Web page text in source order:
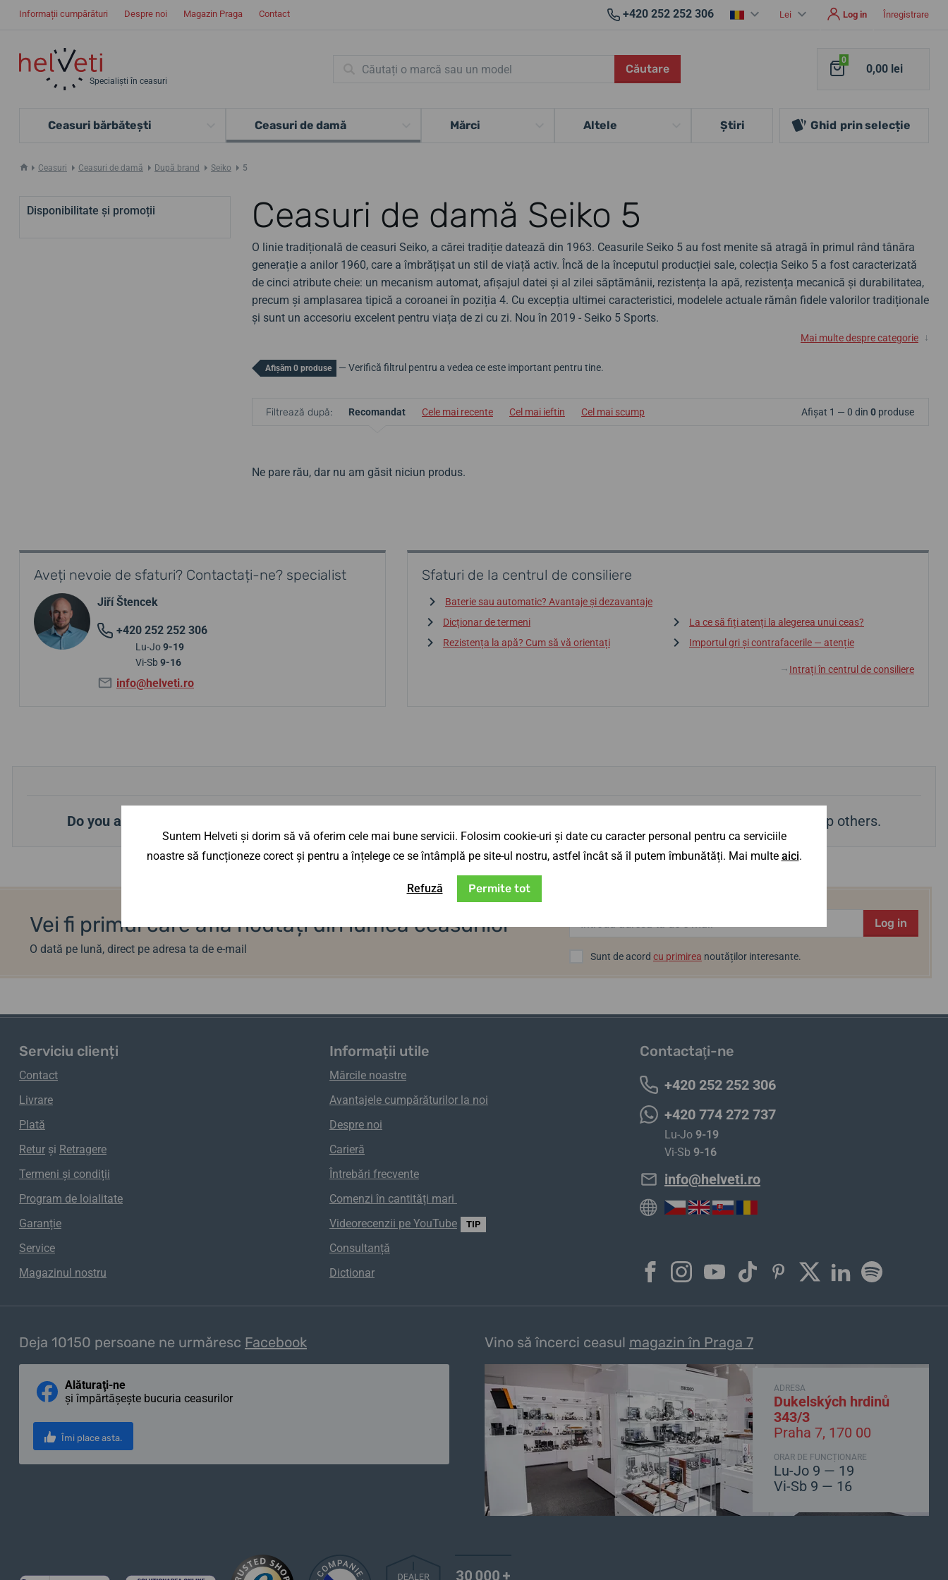
Informații cumpărături Despre noi Magazin Praga Contact +420 252 252 306 Lei Log in Înregistrare
Specialiști în ceasuri
Căutare
0
0,00 lei
Ceasuri bărbătești Ceasuri de damă Mărci Altele Ştiri Ghid prin selecție
Ceasuri Ceasuri de damă După brand Seiko 5
Ceasuri de damă Seiko 5
O linie tradițională de ceasuri Seiko, a cărei tradiție datează din 1963. Ceasurile Seiko 5 au fost menite să atragă în primul rând tânăra
generație a anilor 1960, care a îmbrățișat un stil de viață activ. Încă de la începutul producției sale, colecția Seiko 5 a fost caracterizată
de cinci atribute cheie: un mecanism automat, afișajul datei și al zilei săptămânii, rezistența la apă, rezistența mecanică și durabilitatea,
precum și amplasarea tipică a coroanei în poziția 4. Cu excepția ultimei caracteristici, modelele actuale rămân fidele valorilor tradiționale
și sunt un accesoriu excelent pentru viața de zi cu zi. Nou în 2019 - Seiko 5 Sports.
Mai multe despre categorie ↓
Disponibilitate și promoții
Afișăm 0 produse — Verifică filtrul pentru a vedea ce este important pentru tine.
Filtrează după: Recomandat Cele mai recente Cel mai ieftin Cel mai scump Afișat 1 — 0 din 0 produse
Ne pare rău, dar nu am găsit niciun produs.
Aveți nevoie de sfaturi? Contactați-ne? specialist
Jiří Štencek
+420 252 252 306
Lu-Jo9-19
Vi-Sb 9-16
info@helveti.ro
Sfaturi de la centrul de consiliere
Baterie sau automatic? Avantaje și dezavantaje
Dicționar de termeni
La ce să fiți atenți la alegerea unui ceas?
Rezistența la apă? Cum să vă orientați
Importul gri și contrafacerile — atenție
↓ Intrați în centrul de consiliere
Do you already have a watch from Helveti? . You'll help others.
Vei fi primul care află noutăți din lumea ceasurilor
O dată pe lună, direct pe adresa ta de e-mail
Log in
Sunt de acord cu primirea noutăților interesante.
Serviciu clienți
Contact
Livrare
Plată
Retur și Retragere
Termeni și condiții
Program de loialitate
Garanție
Service
Magazinul nostru
Informații utile
Mărcile noastre
Avantajele cumpărăturilor la noi
Despre noi
Carieră
Întrebări frecvente
Comenzi în cantități mari
Videorecenzii pe YouTube
TIP
Consultanță
Dictionar
Contactaţi-ne
+420 252 252 306
+420 774 272 737
Lu-Jo 9-19
Vi-Sb 9-16
info@helveti.ro
Deja 10150 persoane ne urmăresc Facebook
Alăturaţi-ne
și împărtășește bucuria ceasurilor
Îmi place asta.
Vino să încerci ceasul magazin în Praga 7
ADRESA
Dukelských hrdinů
343/3
Praha 7, 170 00
ORAR DE FUNCȚIONARE
Lu-Jo 9 — 19
Vi-Sb 9 — 16
Suntem Helveti și dorim să vă oferim cele mai bune servicii. Folosim cookie-uri și date cu caracter personal pentru ca serviciile
noastre să funcționeze corect și pentru a înțelege ce se întâmplă pe site-ul nostru, astfel încât să îl putem îmbunătăți. Mai multe aici.
Refuză Permite tot